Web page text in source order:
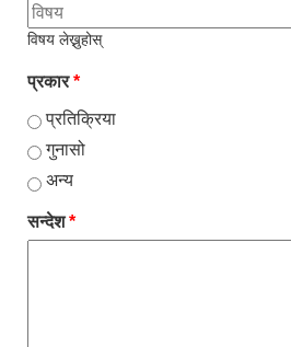
विषय लेख्नुहोस्
प्रकार*
प्रतिक्रिया
गुनासो
अन्य
सन्देश*